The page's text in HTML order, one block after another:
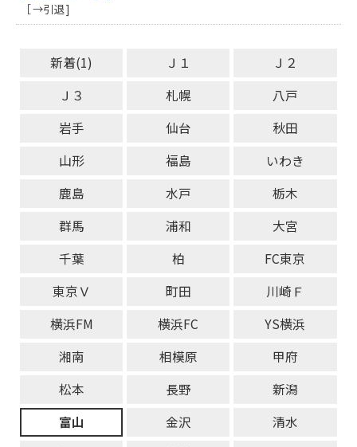
［ →引退 ]
新着(1) Ｊ１
Ｊ２
Ｊ３
札幌
八戸
岩手
仙台
秋田
山形
福島
いわき
鹿島
水戸
栃木
群馬
浦和
大宮
千葉
柏
FC東京
東京Ｖ
町田
川崎Ｆ
横浜FM
横浜FC
YS横浜
湘南
相模原
甲府
松本
長野
新潟
富山
金沢
清水